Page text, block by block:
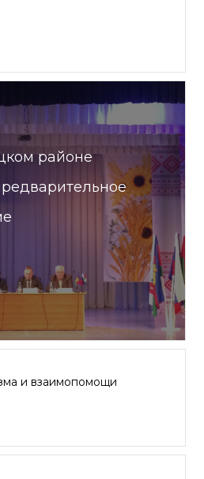
районе
и взаимопомощи